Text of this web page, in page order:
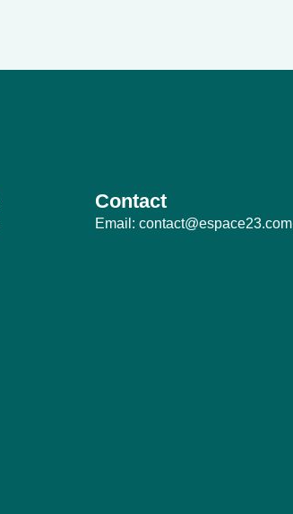
Contact
Email: contact@espace23.com